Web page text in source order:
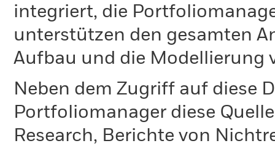
integriert, die
unterstützen den gesamten
Aufbau und die Modellierung
Neben dem Zugriff auf diese
Portfoliomanager diese
Research, Berichte von